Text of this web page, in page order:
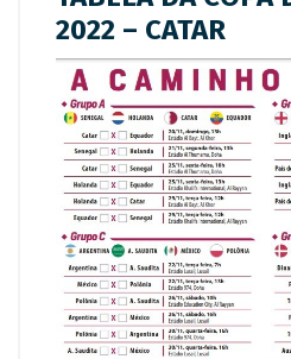
2022 – CATAR